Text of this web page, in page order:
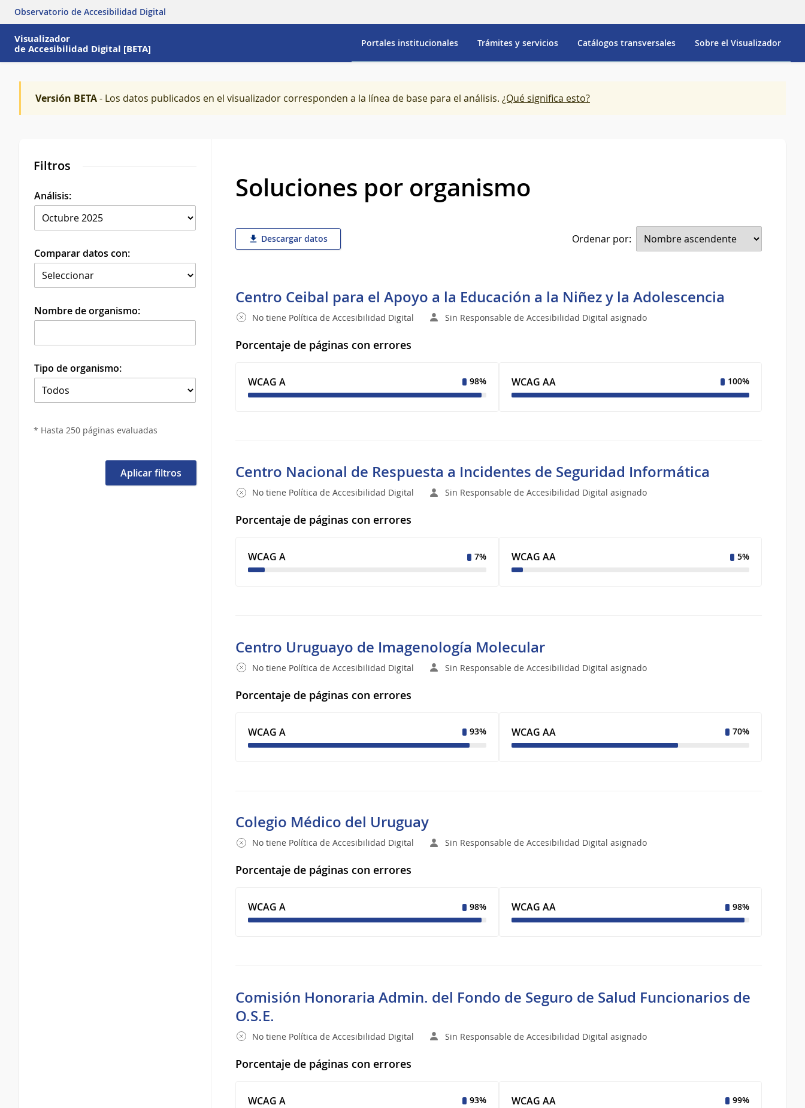
Observatorio de Accesibilidad Digital
Visualizador
de Accesibilidad Digital [BETA]
Portales institucionales Trámites y servicios Catálogos transversales Sobre el Visualizador
Versión BETA- Los datos publicados en el visualizador corresponden a la línea de base para el análisis. ¿Qué significa esto?
Filtros
Análisis:
Comparar datos con:
Nombre de organismo:
Tipo de organismo:
* Hasta 250 páginas evaluadas
Aplicar filtros
Soluciones por organismo
Descargar datos Ordenar por:
Centro Ceibal para el Apoyo a la Educación a la Niñez y la Adolescencia
No tiene Política de Accesibilidad Digital Sin Responsable de Accesibilidad Digital asignado
Porcentaje de páginas con errores
WCAG A 98% WCAG AA 100%
Centro Nacional de Respuesta a Incidentes de Seguridad Informática
No tiene Política de Accesibilidad Digital Sin Responsable de Accesibilidad Digital asignado
Porcentaje de páginas con errores
WCAG A 7% WCAG AA 5%
Centro Uruguayo de Imagenología Molecular
No tiene Política de Accesibilidad Digital Sin Responsable de Accesibilidad Digital asignado
Porcentaje de páginas con errores
WCAG A 93% WCAG AA 70%
Colegio Médico del Uruguay
No tiene Política de Accesibilidad Digital Sin Responsable de Accesibilidad Digital asignado
Porcentaje de páginas con errores
WCAG A 98% WCAG AA 98%
Comisión Honoraria Admin. del Fondo de Seguro de Salud Funcionarios de
O.S.E.
No tiene Política de Accesibilidad Digital Sin Responsable de Accesibilidad Digital asignado
Porcentaje de páginas con errores
WCAG A 93% WCAG AA 99%